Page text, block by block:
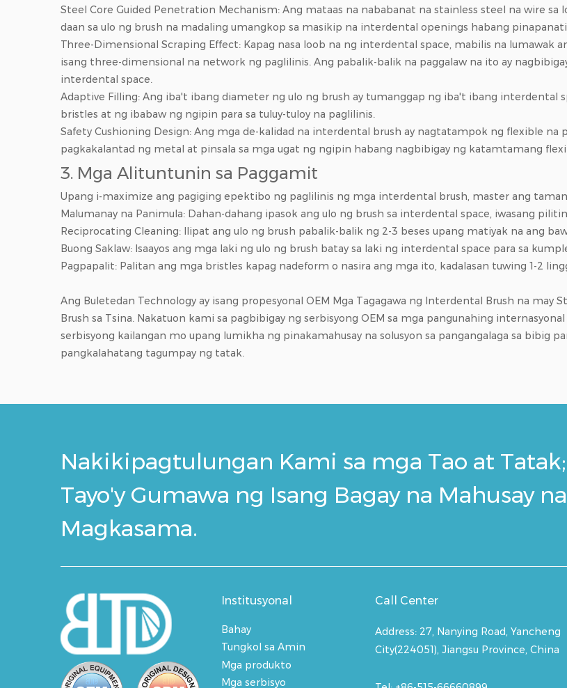
Steel Core Guided Penetration Mechanism: Ang mataas na nababanat na stainless steel na wire sa
daan sa ulo ng brush na madaling umangkop sa masikip na interdental openings habang
Three-Dimensional Scraping Effect: Kapag nasa loob na ng interdental space, mabilis na lumawak
isang three-dimensional na network ng paglilinis. Ang pabalik-balik na paggalaw na ito ay
interdental space.
Adaptive Filling: Ang iba't ibang diameter ng ulo ng brush ay tumanggap ng iba't ibang interdental
bristles at ng ibabaw ng ngipin para sa tuluy-tuloy na paglilinis.
Safety Cushioning Design: Ang mga de-kalidad na interdental brush ay nagtatampok ng flexible na
pagkakalantad ng metal at pinsala sa mga ugat ng ngipin habang nagbibigay ng katamtamang
3. Mga Alituntunin sa Paggamit
Upang i-maximize ang pagiging epektibo ng paglilinis ng mga interdental brush, master ang
Malumanay na Panimula: Dahan-dahang ipasok ang ulo ng brush sa interdental space, iwasang
Reciprocating Cleaning: Ilipat ang ulo ng brush pabalik-balik ng 2-3 beses upang matiyak na ang
Buong Saklaw: Isaayos ang mga laki ng ulo ng brush batay sa laki ng interdental space para sa
Pagpapalit: Palitan ang mga bristles kapag nadeform o nasira ang mga ito, kadalasan tuwing 1-2
Ang Buletedan Technology ay isang propesyonal OEM Mga Tagagawa ng Interdental Brush na may
Brush sa Tsina. Nakatuon kami sa pagbibigay ng serbisyong OEM sa mga pangunahing
serbisyong kailangan mo upang lumikha ng pinakamahusay na solusyon sa pangangalaga sa bibig
pangkalahatang tagumpay ng tatak.
Nakikipagtulungan Kami sa mga Tao at Tatak;
Tayo'y Gumawa ng Isang Bagay na Mahusay
Magkasama.
Institusyonal
Bahay
Tungkol sa Amin
Mga produkto
Mga serbisyo
Call Center
Address: 27, Nanying Road, Yancheng
City(224051), Jiangsu Province, China